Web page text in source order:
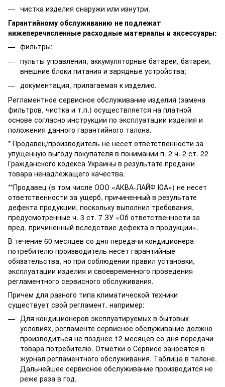
чистка изделия снаружи или изнутри.
Гарантийному обслуживанию не подлежат
нижеперечисленные расходные материалы и аксессуары:
фильтры;
пульты управления, аккумуляторные батареи, батареи,
внешние блоки питания и зарядные устройства;
документация, прилагаемая к изделию.
Регламентное сервисное обслуживание изделия (замена
фильтров, чистка и т.п.) осуществляется на платной
основе согласно инструкции по эксплуатации изделия и
положения данного гарантийного талона.
* Продавец/производитель не несет ответственности за
упущенную выгоду покупателя в понимании п. 2 ч. 2 ст. 22
Гражданского кодекса Украины в результате продажи
товара ненадлежащего качества.
**Продавец (в том числе ООО «АКВА-ЛАЙФ ЮА») не несет
ответственности за ущерб, причиненный в результате
дефекта продукции, поскольку выполнил требования,
предусмотренные ч. 3 ст. 7 ЗУ «Об ответственности за
вред, причиненный вследствие дефекта в продукции».
В течение 60 месяцев со дня передачи кондиционера
потребителю производитель несет гарантийные
обязательства, но при соблюдении правил установки,
эксплуатации изделия и своевременного проведения
регламентного сервисного обслуживания.
Причем для разного типа климатической техники
существует свой регламент. например:
Для кондиционеров эксплуатируемых в бытовых
условиях, регламенте сервисное обслуживание должно
производиться не позднее 12 месяцев со дня передачи
товара потребителю. Отметки о Сервисе заносятся в
журнал регламентного обслуживания. Таблица в талоне.
Дальнейшее сервисное обслуживание производится не
реже раза в год.